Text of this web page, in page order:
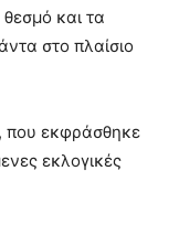
και τα
στο πλαίσιο
που εκφράσθηκε
εκλογικές